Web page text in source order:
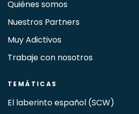
Quiénes somos
Nuestros Partners
Muy Adictivos
Trabaje con nosotros
TEMÁTICAS
El laberinto español (SCW)